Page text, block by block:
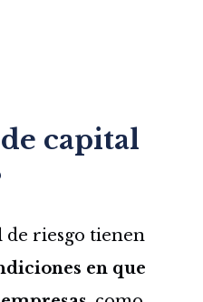
capital
de riesgo tienen
en que